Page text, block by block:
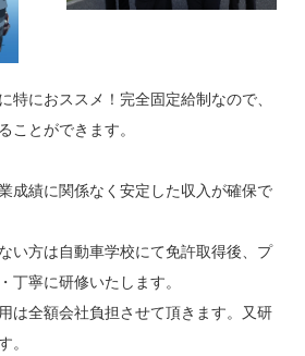
特におススメ！完全固定給制なので、
ことができます。
成績に関係なく安定した収入が確保で
い方は自動車学校にて免許取得後、プ
丁寧に研修いたします。
は全額会社負担させて頂きます。又研
。